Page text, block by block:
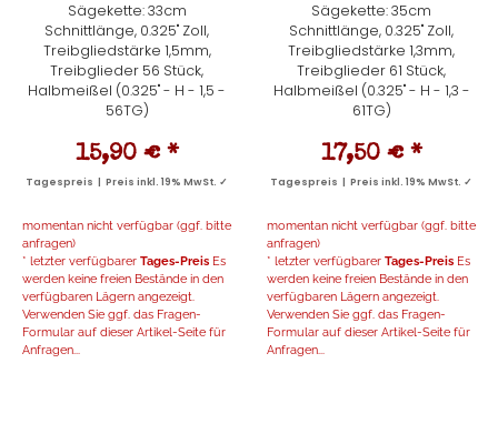
Sägekette: 33cm
Schnittlänge, 0.325" Zoll,
Treibgliedstärke 1,5mm,
Treibglieder 56 Stück,
Halbmeißel (0.325" - H - 1,5 -
56TG)
15,90 € *
Tagespreis | Preis inkl. 19% MwSt. ✓
momentan nicht verfügbar (ggf. bitte
anfragen)
* letzter verfügbarer Tages-Preis Es
werden keine freien Bestände in den
verfügbaren Lägern angezeigt.
Verwenden Sie ggf. das Fragen-
Formular auf dieser Artikel-Seite für
Anfragen...
Sägekette: 35cm
Schnittlänge, 0.325" Zoll,
Treibgliedstärke 1,3mm,
Treibglieder 61 Stück,
Halbmeißel (0.325" - H - 1,3 -
61TG)
17,50 € *
Tagespreis | Preis inkl. 19% MwSt. ✓
momentan nicht verfügbar (ggf. bitte
anfragen)
* letzter verfügbarer Tages-Preis Es
werden keine freien Bestände in den
verfügbaren Lägern angezeigt.
Verwenden Sie ggf. das Fragen-
Formular auf dieser Artikel-Seite für
Anfragen...